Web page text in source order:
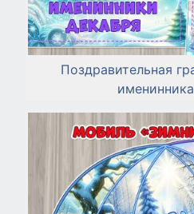
Поздравительная